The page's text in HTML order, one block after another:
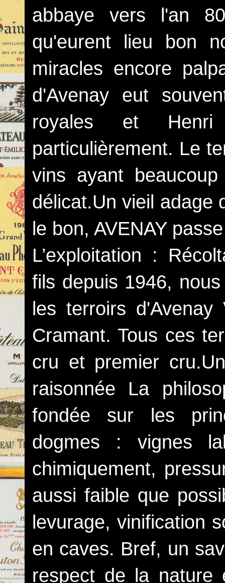
abbaye vers l'an
qu'eurent lieu bon
miracles encore
d'Avenay eut
royales et
particulièrement. Le
vins ayant
délicat.Un vieil adage
le bon, AVENAY
L’exploitation :
fils depuis 1946,
les terroirs
Cramant. Tous ces
cru et premier
raisonnée La
fondée sur les
dogmes : vignes
chimiquement,
aussi faible que
levurage, vinification
en caves. Bref, un
respect de la nature